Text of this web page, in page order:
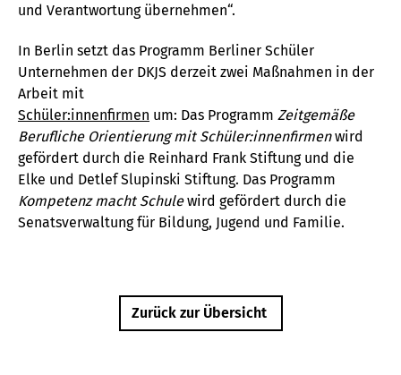
und Verantwortung übernehmen“.
In Berlin setzt das Programm Berliner Schüler
Unternehmen der DKJS derzeit zwei Maßnahmen in der
Arbeit mit
Schüler:innenfirmen um: Das Programm Zeitgemäße
Berufliche Orientierung mit Schüler:innenfirmenwird
gefördert durch die Reinhard Frank Stiftung und die
Elke und Detlef Slupinski Stiftung. Das Programm
Kompetenz macht Schulewird gefördert durch die
Senatsverwaltung für Bildung, Jugend und Familie.
Zurück zur Übersicht